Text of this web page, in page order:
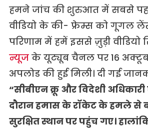
हमने जांच की शुरुआत में सबसे
वीडियो के की- फ्रेम्स को गूगल
परिणाम में हमें इससे ज़ुड़ी वीडियो
न्यूजके यूट्यूब चैनल पर 16
अपलोड की हुई मिली। दी गई
“सीबीएनक्रू औरविदेशी अधिकारी
दौरानहमासकेरॉकेटकेहमलेसे
सुरक्षितस्थानपरपहुंचगए।